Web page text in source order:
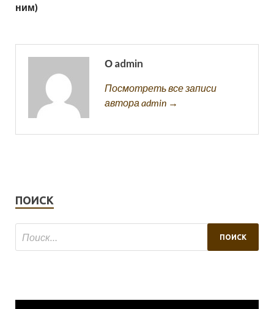
ним)
О admin
Посмотреть все записи
автора admin →
ПОИСК